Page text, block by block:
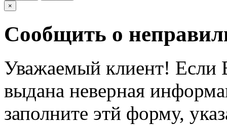
×
Сообщить о
Уважаемый клиент! Если
выдана неверная
заполните этй форму,